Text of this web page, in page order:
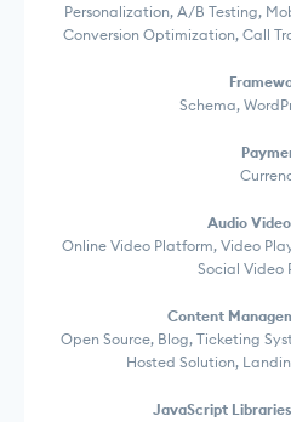
Personalization, A/B Testing,
Conversion Optimization, Call
Schema,
Audio
Online Video Platform, Video
Social Video
Content
Open Source, Blog, Ticketing
Hosted Solution,
JavaScript